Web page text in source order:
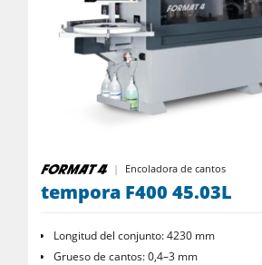
Encoladora de cantos
tempora F400 45.03L
Longitud del conjunto: 4230 mm
Grueso de cantos: 0,4–3 mm